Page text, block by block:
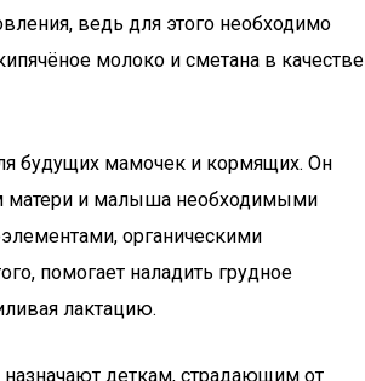
ведь для этого необходимо
молоко и сметана в качестве
будущих мамочек и кормящих. Он
матери и малыша необходимыми
органическими
помогает наладить грудное
лактацию.
деткам, страдающим от